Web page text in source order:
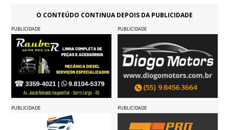
O CONTEÚDO CONTINUA DEPOIS DA PUBLICIDADE
PUBLICIDADE PUBLICIDADE
PUBLICIDADE PUBLICIDADE